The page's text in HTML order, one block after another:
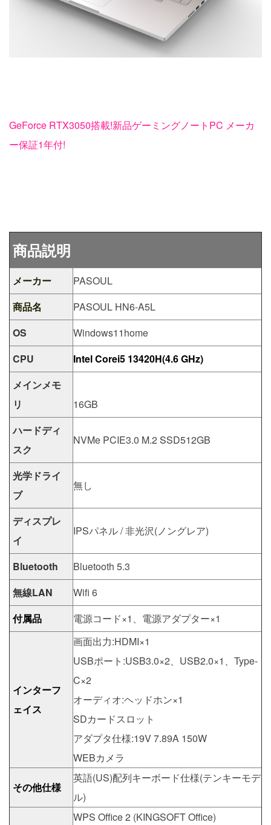
GeForce RTX3050搭載!新品ゲーミングノートPC メーカ
ー保証1年付!
商品説明
メーカー
PASOUL
商品名
PASOUL HN6-A5L
OS
Windows11home
CPU
Intel Corei5 13420H(4.6 GHz)
メインメモ
リ
16GB
ハードディ
スク
NVMe PCIE3.0 M.2 SSD512GB
光学ドライ
ブ
無し
ディスプレ
イ
IPSパネル / 非光沢(ノングレア)
Bluetooth
Bluetooth 5.3
無線LAN
Wifi 6
付属品
電源コード×1、電源アダプター×1
インターフ
ェイス
画面出力:HDMI×1
USBポート:USB3.0×2、USB2.0×1、Type-
C×2
オーディオ:ヘッドホン×1
SDカードスロット
アダプタ仕様:19V 7.89A 150W
WEBカメラ
その他仕様
英語(US)配列キーボード仕様(テンキーモデ
ル)
WPS Office 2 (KINGSOFT Office)